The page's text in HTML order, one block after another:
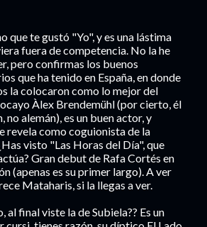
que te gustó "Yo", y es una lástima
fuera de competencia. No la he
pero confirmas los buenos
que ha tenido en España, en donde
la colocaron como lo mejor del
Àlex Brendemühl (por cierto, él
no alemán), es un buen actor, y
revela como coguionista de la
visto "Las Horas del Día", que
Gran debut de Rafa Cortés en
(apenas es su primer largo). A ver
Mataharis, si la llegas a ver.
al final viste la de Subiela?? Es un